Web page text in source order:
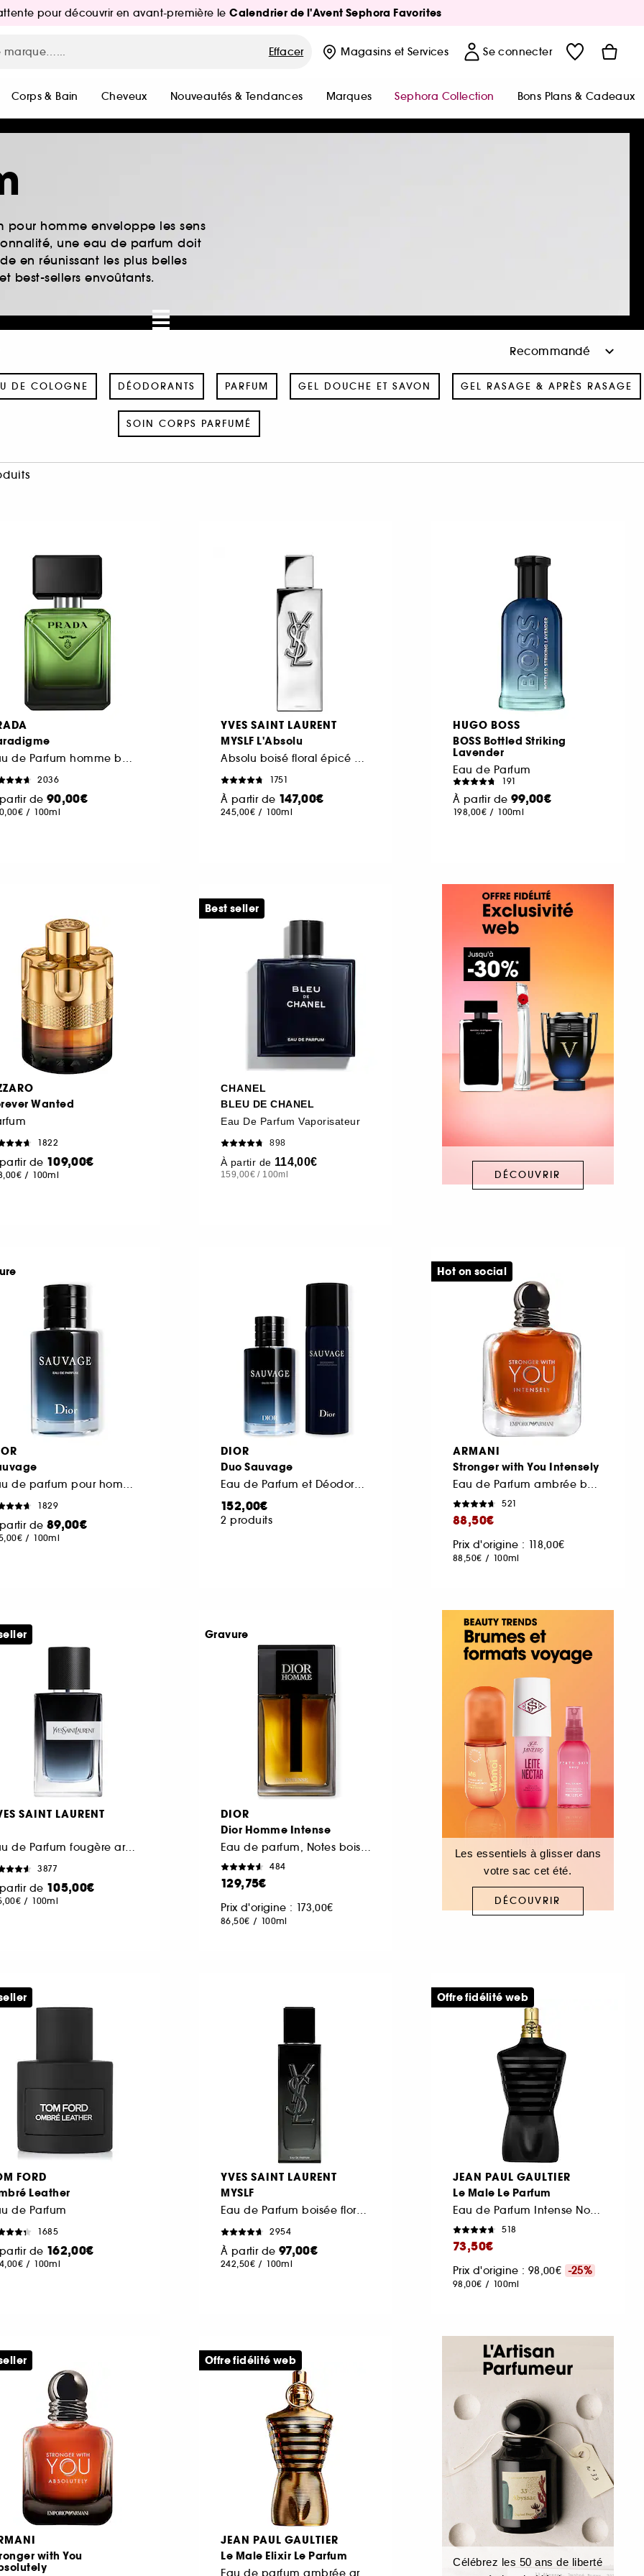
pour découvrir en avant-première leCalendrier de l'Avent Sephora Favorites
Effacer Magasins et Services Se connecter
Corps & Bain Cheveux Nouveautés & Tendances Marques Sephora Collection Bons Plans & Cadeaux
pour homme enveloppe les sens
une eau de parfum doit
en réunissant les plus belles
best-sellers envoûtants.
DE COLOGNE DÉODORANTS PARFUM GEL DOUCHE ET SAVON GEL RASAGE & APRÈS RASAGE
SOIN CORPS PARFUMÉ
2036
de 90,00€
/ 100ml
YVES SAINT LAURENT
MYSLF L'Absolu
1751
À partir de 147,00€
245,00€ / 100ml
HUGO BOSS
BOSS Bottled Striking
Lavender
Eau de Parfum
191
À partir de 99,00€
198,00€ / 100ml
Wanted
1822
de 109,00€
/ 100ml
CHANEL
BLEU DE CHANEL
Eau De Parfum Vaporisateur
898
À partir de 114,00€
159,00€ / 100ml
Best seller
DÉCOUVRIR
1829
de 89,00€
/ 100ml
DIOR
Duo Sauvage
Eau de Parfum et Déodorant Vaporisateur
152,00€
2 produits
ARMANI
Stronger with You Intensely
521
88,50€
Prix d'origine : 118,00€
88,50€ / 100ml
Hot on social
SAINT LAURENT
Eau de Parfum fougère aromatique rechargeable pour homme
3877
de 105,00€
/ 100ml
DIOR
Dior Homme Intense
484
129,75€
Prix d'origine : 173,00€
86,50€ / 100ml
Gravure
Les essentiels à glisser dans
votre sac cet été.
DÉCOUVRIR
FORD
Leather
de Parfum
1685
de 162,00€
/ 100ml
YVES SAINT LAURENT
MYSLF
Eau de Parfum boisée florale Rechargeable pour homme
2954
À partir de 97,00€
242,50€ / 100ml
JEAN PAUL GAULTIER
Le Male Le Parfum
518
73,50€
Prix d'origine : 98,00€ -25%
98,00€ / 100ml
Offre fidélité web
with You
JEAN PAUL GAULTIER
Le Male Elixir Le Parfum
Eau de parfum ambrée aromatique boisée
Offre fidélité web
Célébrez les 50 ans de liberté